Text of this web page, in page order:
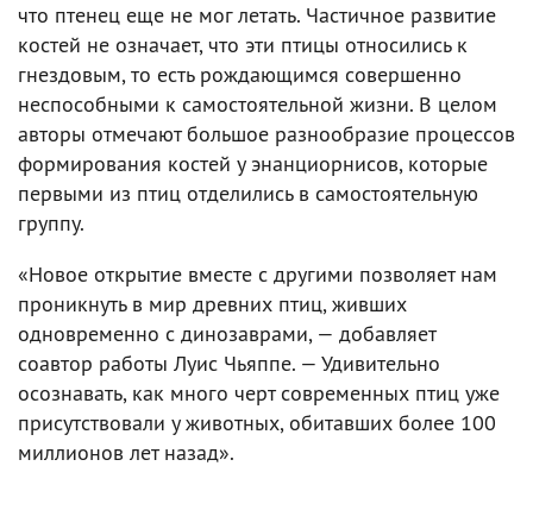
что птенец еще не мог летать. Частичное развитие
костей не означает, что эти птицы относились к
гнездовым, то есть рождающимся совершенно
неспособными к самостоятельной жизни. В целом
авторы отмечают большое разнообразие процессов
формирования костей у энанциорнисов, которые
первыми из птиц отделились в самостоятельную
группу.
«Новое открытие вместе с другими позволяет нам
проникнуть в мир древних птиц, живших
одновременно с динозаврами, — добавляет
соавтор работы Луис Чьяппе. — Удивительно
осознавать, как много черт современных птиц уже
присутствовали у животных, обитавших более 100
миллионов лет назад».